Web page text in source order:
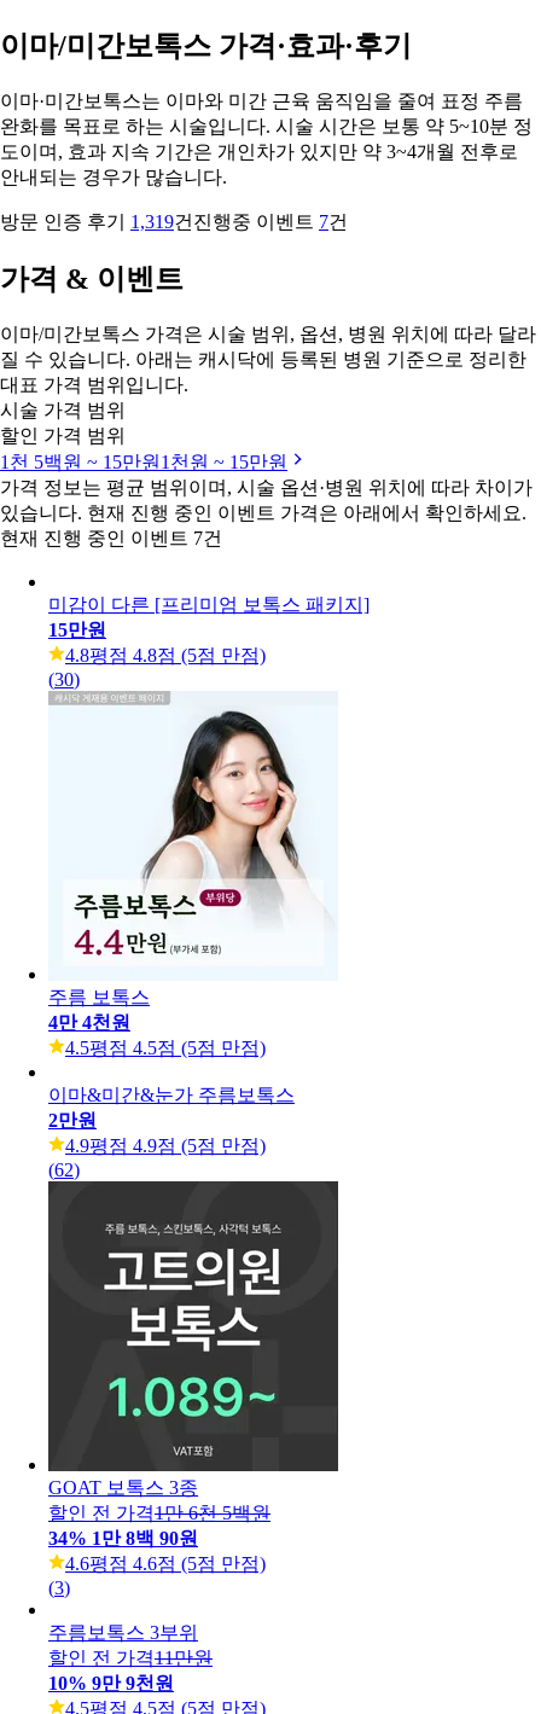
이마/미간보톡스 가격·효과·후기
이마·미간보톡스는 이마와 미간 근육 움직임을 줄여 표정 주름
완화를 목표로 하는 시술입니다. 시술 시간은 보통 약 5~10분 정
도이며, 효과 지속 기간은 개인차가 있지만 약 3~4개월 전후로
안내되는 경우가 많습니다.
방문 인증 후기 1,319건 진행중 이벤트 7건
가격 & 이벤트
이마/미간보톡스 가격은 시술 범위, 옵션, 병원 위치에 따라 달라
질 수 있습니다. 아래는 캐시닥에 등록된 병원 기준으로 정리한
대표 가격 범위입니다.
시술 가격 범위
할인 가격 범위
1천 5백원 ~ 15만원 1천원 ~ 15만원
가격 정보는 평균 범위이며, 시술 옵션·병원 위치에 따라 차이가
있습니다. 현재 진행 중인 이벤트 가격은 아래에서 확인하세요.
현재 진행 중인 이벤트 7건
미감이 다른 [프리미엄 보톡스 패키지]
15만원
4.8평점 4.8점 (5점 만점)
)
주름 보톡스
4만 4천원
평점 4.5점 (5점 만점)
평점 4.9점 (5점 만점)